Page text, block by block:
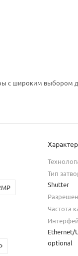
с широким выбором
Тип
Shutter
Частота
Ethernet/
optional